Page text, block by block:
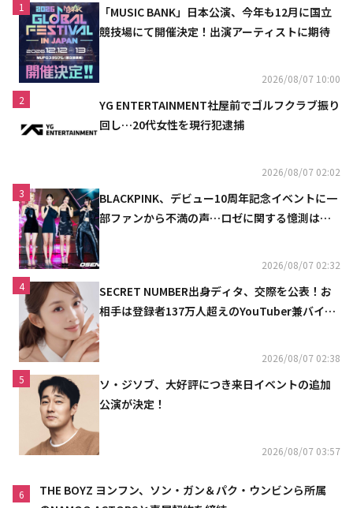
1
「MUSIC BANK」日本公演、今年も12月に国立
競技場にて開催決定！出演アーティストに期待
2026/08/07 10:00
2
YG ENTERTAINMENT社屋前でゴルフクラブ振り
回し…20代女性を現行犯逮捕
2026/08/07 02:02
3
BLACKPINK、デビュー10周年記念イベントに一
部ファンから不満の声…ロゼに関する憶測は否
2026/08/07 02:32
4
SECRET NUMBER出身ディタ、交際を公表！お
相手は登録者137万人超えのYouTuber兼バイオ
2026/08/07 02:38
5
ソ・ジソブ、大好評につき来日イベントの追加
公演が決定！
2026/08/07 03:57
6
THE BOYZ ヨンフン、ソン・ガン＆パク・ウンビンら所属